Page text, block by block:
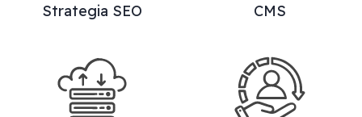
Strategia SEO CMS